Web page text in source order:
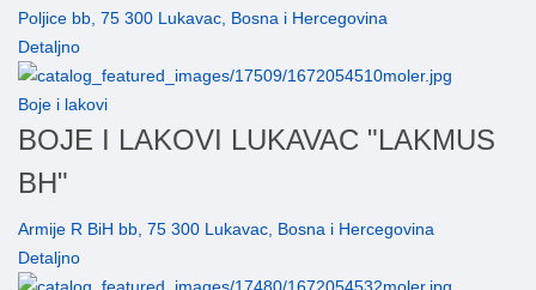
Poljice bb, 75 300 Lukavac, Bosna i Hercegovina
Detaljno
Boje i lakovi
BOJE I LAKOVI LUKAVAC "LAKMUS
BH"
Armije R BiH bb, 75 300 Lukavac, Bosna i Hercegovina
Detaljno